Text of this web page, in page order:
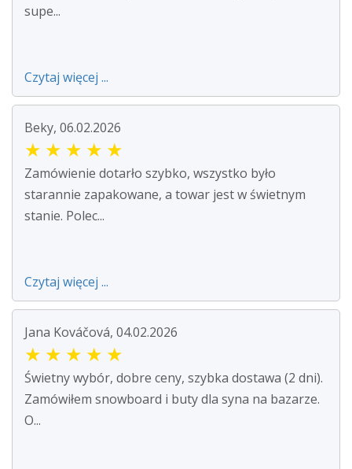
supe...
Czytaj więcej ...
Beky, 06.02.2026
★ ★ ★ ★ ★
Zamówienie dotarło szybko, wszystko było
starannie zapakowane, a towar jest w świetnym
stanie. Polec...
Czytaj więcej ...
Jana Kováčová, 04.02.2026
★ ★ ★ ★ ★
Świetny wybór, dobre ceny, szybka dostawa (2 dni).
Zamówiłem snowboard i buty dla syna na bazarze.
O...